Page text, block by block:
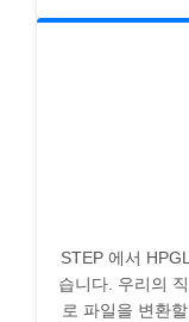
STEP 에서
습니다. 우리의
로 파일을 변환